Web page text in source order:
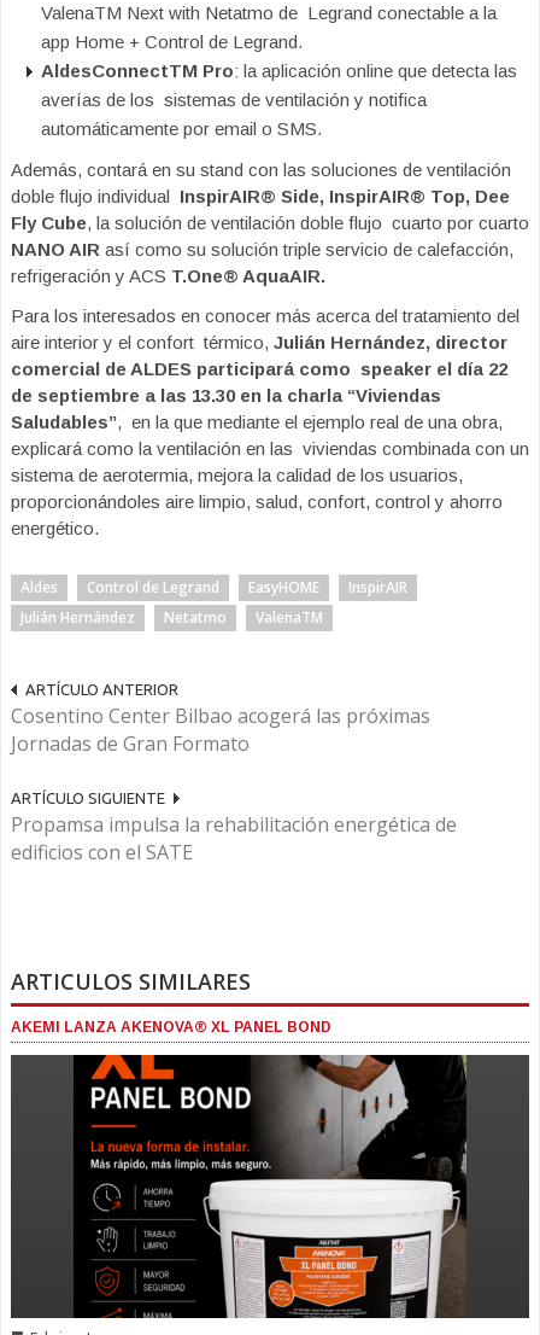
ValenaTM Next with Netatmo de Legrand conectable a la
app Home + Control de Legrand.
AldesConnectTM Pro: la aplicación online que detecta las
averías de los sistemas de ventilación y notifica
automáticamente por email o SMS.
Además, contará en su stand con las soluciones de ventilación
doble flujo individual InspirAIR® Side, InspirAIR® Top, Dee
Fly Cube, la solución de ventilación doble flujo cuarto por cuarto
NANO AIR así como su solución triple servicio de calefacción,
refrigeración y ACS T.One® AquaAIR.
Para los interesados en conocer más acerca del tratamiento del
aire interior y el confort térmico, Julián Hernández, director
comercial de ALDES participará como speaker el día 22
de septiembre a las 13.30 en la charla “Viviendas
Saludables”, en la que mediante el ejemplo real de una obra,
explicará como la ventilación en las viviendas combinada con un
sistema de aerotermia, mejora la calidad de los usuarios,
proporcionándoles aire limpio, salud, confort, control y ahorro
energético.
Aldes Control de Legrand EasyHOME
InspirAIR
Julián Hernández
Netatmo ValenaTM
ARTÍCULO ANTERIOR
Cosentino Center Bilbao acogerá las próximas
Jornadas de Gran Formato
ARTÍCULO SIGUIENTE
Propamsa impulsa la rehabilitación energética de
edificios con el SATE
ARTICULOS SIMILARES
AKEMI LANZA AKENOVA® XL PANEL BOND